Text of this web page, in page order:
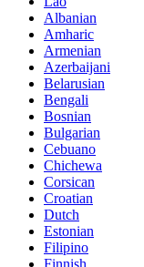
Albanian
Amharic
Armenian
Azerbaijani
Belarusian
Bengali
Bosnian
Bulgarian
Cebuano
Chichewa
Corsican
Croatian
Dutch
Estonian
Filipino
Finnish